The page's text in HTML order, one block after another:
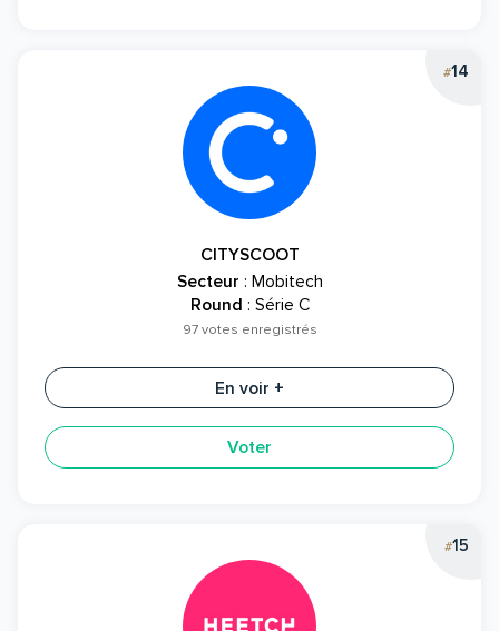
#14
CITYSCOOT
Secteur : Mobitech
Round : Série C
97 votes enregistrés
En voir +
Voter
#15